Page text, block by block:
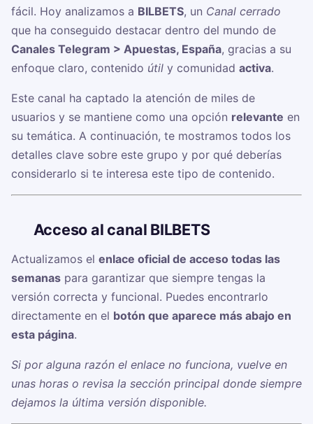
fácil. Hoy analizamos a BILBETS, un Canal cerrado
que ha conseguido destacar dentro del mundo de
Canales Telegram > Apuestas, España, gracias a su
enfoque claro, contenido útil y comunidad activa.
Este canal ha captado la atención de miles de
usuarios y se mantiene como una opción relevante en
su temática. A continuación, te mostramos todos los
detalles clave sobre este grupo y por qué deberías
considerarlo si te interesa este tipo de contenido.
Acceso al canal BILBETS
Actualizamos el enlace oficial de acceso todas las
semanas para garantizar que siempre tengas la
versión correcta y funcional. Puedes encontrarlo
directamente en el botón que aparece más abajo en
esta página.
Si por alguna razón el enlace no funciona, vuelve en
unas horas o revisa la sección principal donde siempre
dejamos la última versión disponible.